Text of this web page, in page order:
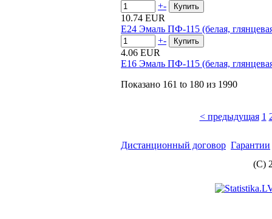
+-
10.74 EUR
E24 Эмаль ПФ-115 (белая,
+-
4.06 EUR
E16 Эмаль ПФ-115 (белая,
Показано 161 to 180 из 1990
< предыдущая 1
Дистанционный договор Гарантии
(C)